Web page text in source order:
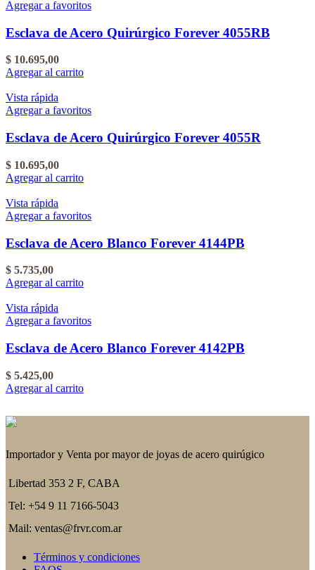
Agregar a favoritos
Esclava de Acero Quirúrgico Forever 4055RB
$ 10.695,00
Agregar al carrito
Vista rápida
Agregar a favoritos
Esclava de Acero Quirúrgico Forever 4055R
$ 10.695,00
Agregar al carrito
Vista rápida
Agregar a favoritos
Esclava de Acero Blanco Forever 4144PB
$ 5.735,00
Agregar al carrito
Vista rápida
Agregar a favoritos
Esclava de Acero Blanco Forever 4142PB
$ 5.425,00
Agregar al carrito
Importador y Venta por mayor de joyas de acero quirúgico
Libertad 353 2 F, CABA
Tel: +54 9 11 7166-5043
Mail: ventas@frvr.com.ar
Términos y condiciones